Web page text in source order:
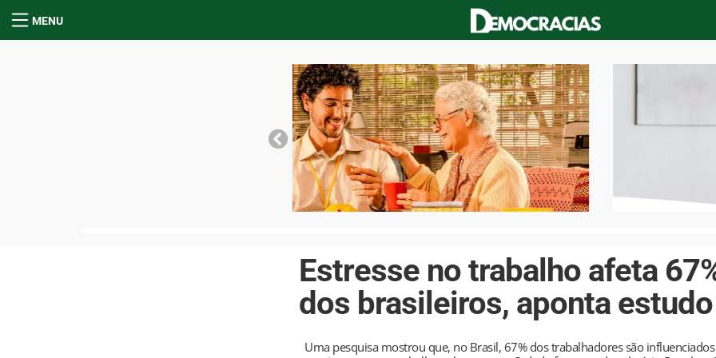
MENU
Estresse no trabalho afeta
dos brasileiros, aponta estudo
Uma pesquisa mostrou que, no Brasil, 67% dos trabalhadores são influenciados